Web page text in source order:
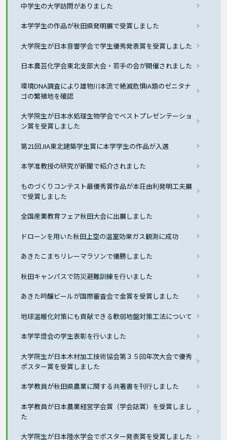
中学生の大学訪問がありました
本学学生の作品が秋田県発明展で受賞しました
大学院生が日本音響学会で学生優秀発表賞を受賞しました
日本農芸化学会東北支部大会・若手の会が開催されました
環境DNA調査により雄物川本流で絶滅危惧IA類のゼニタナ
ゴの繁殖地を確認
大学院生が日本水処理生物学会でベストプレゼンテーショ
ン賞を受賞しました
第21回JIA東北建築学生賞に本学学生の作品が入選
本学准教授の研究が新聞で紹介されました
ものづくりコンテスト最優秀賞作品が本荘由利発明工夫展
で受賞しました
全国産業教育フェア秋田大会に出展しました
ドローンを用いた秋田上空の温室効果ガス観測に成功
あきたこまちリレーマラソンで優勝しました
秋田キャンパスで防災避難訓練を行いました
あきた吟醸ビールが国際審査会で金賞を受賞しました
地球温暖化対策にも貢献できる軟弱地盤対策工法について
本学竿燈会の学生表彰を行いました
大学院生が日本木材加工技術協会第３５回年次大会で優秀
ポスター賞を受賞しました
本学教員が秋田県農業に関する共著書を刊行しました
本学教員が日本農業経営学会賞（学会誌賞）を受賞しまし
た
大学院生が日本陸水学会でポスター発表賞を受賞しました